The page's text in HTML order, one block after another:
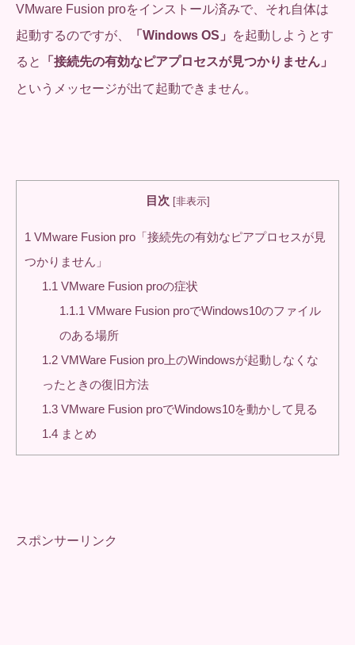
VMware Fusion proをインストール済みで、それ自体は
起動するのですが、
「Windows OS」
を起動しようとす
ると
「接続先の有効なピアプロセスが見つかりません」
というメッセージが出て起動できません。
目次 [非表示]
1 VMware Fusion pro「接続先の有効なピアプロセスが見
つかりません」
1.1 VMware Fusion proの症状
1.1.1 VMware Fusion proでWindows10のファイル
のある場所
1.2 VMWare Fusion pro上のWindowsが起動しなくな
ったときの復旧方法
1.3 VMware Fusion proでWindows10を動かして見る
1.4 まとめ
スポンサーリンク